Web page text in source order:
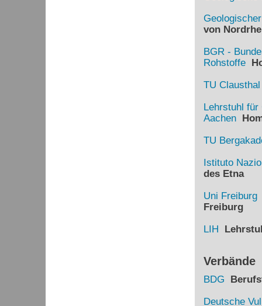
von
BGR -
Rohstoffe
TU Clausthal
Lehrstuhl für
Aachen
TU
Istituto
des Etna
Uni Freiburg
Freiburg
LIH
Verbände
BDG
Deutsche